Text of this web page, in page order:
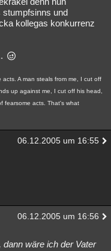
stumpfsinns und
kollegas konkurrenz
A man steals from me, I cut off
up against me, I cut off his head,
fearsome acts. That's what
06.12.2005 um 16:55
06.12.2005 um 16:56
wäre ich der Vater